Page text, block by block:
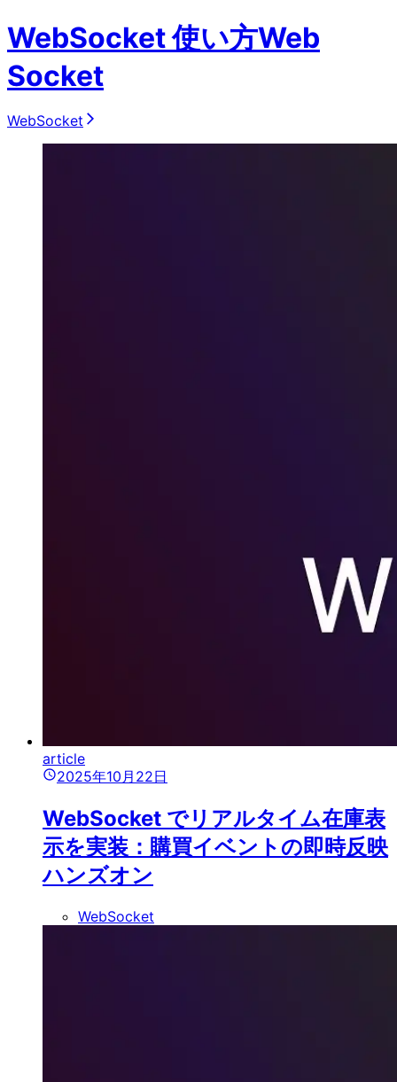
WebSocket 使い方Web
Socket
WebSocket
article
2025年10月22日
WebSocket でリアルタイム在庫表
示を実装：購買イベントの即時反映
ハンズオン
WebSocket